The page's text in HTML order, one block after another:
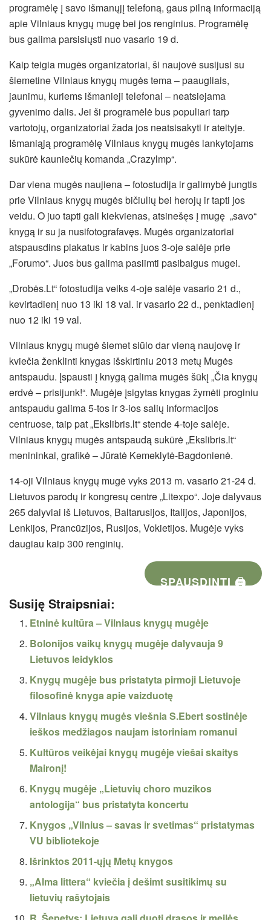
programėlę į savo išmanųjį telefoną, gaus pilną informaciją
apie Vilniaus knygų mugę bei jos renginius. Programėlę
bus galima parsisiųsti nuo vasario 19 d.
Kaip teigia mugės organizatoriai, ši naujovė susijusi su
šiemetine Vilniaus knygų mugės tema – paaugliais,
jaunimu, kuriems išmanieji telefonai – neatsiejama
gyvenimo dalis. Jei ši programėlė bus populiari tarp
vartotojų, organizatoriai žada jos neatsisakyti ir ateityje.
Išmaniąją programėlę Vilniaus knygų mugės lankytojams
sukūrė kauniečių komanda „Crazylmp“.
Dar viena mugės naujiena – fotostudija ir galimybė jungtis
prie Vilniaus knygų mugės bičiulių bei herojų ir tapti jos
veidu. O juo tapti gali kiekvienas, atsinešęs į mugę „savo“
knygą ir su ja nusifotografavęs. Mugės organizatoriai
atspausdins plakatus ir kabins juos 3-oje salėje prie
„Forumo“. Juos bus galima pasiimti pasibaigus mugei.
„Drobės.Lt“ fotostudija veiks 4-oje salėje vasario 21 d.,
kevirtadienį nuo 13 iki 18 val. ir vasario 22 d., penktadienį
nuo 12 iki 19 val.
Vilniaus knygų mugė šiemet siūlo dar vieną naujovę ir
kviečia ženklinti knygas išskirtiniu 2013 metų Mugės
antspaudu. Įspausti į knygą galima mugės šūkį „Čia knygų
erdvė – prisijunk!“. Mugėje įsigytas knygas žymėti proginiu
antspaudu galima 5-tos ir 3-ios salių informacijos
centruose, taip pat „Ekslibris.lt“ stende 4-toje salėje.
Vilniaus knygų mugės antspaudą sukūrė „Ekslibris.lt“
menininkai, grafikė – Jūratė Kemeklytė-Bagdonienė.
14-oji Vilniaus knygų mugė vyks 2013 m. vasario 21-24 d.
Lietuvos parodų ir kongresų centre „Litexpo“. Joje dalyvaus
265 dalyviai iš Lietuvos, Baltarusijos, Italijos, Japonijos,
Lenkijos, Prancūzijos, Rusijos, Vokietijos. Mugėje vyks
daugiau kaip 300 renginių.
SPAUSDINTI 🖨
Susiję Straipsniai:
Etninė kultūra – Vilniaus knygų mugėje
Bolonijos vaikų knygų mugėje dalyvauja 9
Lietuvos leidyklos
Knygų mugėje bus pristatyta pirmoji Lietuvoje
filosofinė knyga apie vaizduotę
Vilniaus knygų mugės viešnia S.Ebert sostinėje
ieškos medžiagos naujam istoriniam romanui
Kultūros veikėjai knygų mugėje viešai skaitys
Maironį!
Knygų mugėje „Lietuvių choro muzikos
antologija“ bus pristatyta koncertu
Knygos „Vilnius – savas ir svetimas“ pristatymas
VU bibliotekoje
Išrinktos 2011-ųjų Metų knygos
„Alma littera“ kviečia į dešimt susitikimų su
lietuvių rašytojais